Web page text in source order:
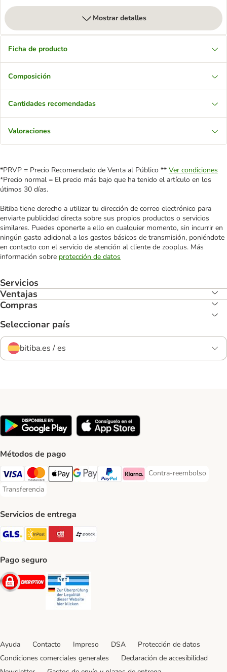
Mostrar detalles
Ficha de producto
Composición
Cantidades recomendadas
Valoraciones
*PRVP = Precio Recomendado de Venta al Público ** Ver condiciones
*Precio normal = El precio más bajo que ha tenido el artículo en los
útimos 30 días.
Bitiba tiene derecho a utilizar tu dirección de correo electrónico para
enviarte publicidad directa sobre sus propios productos o servicios
similares. Puedes oponerte a ello en cualquier momento, sin incurrir en
ningún gasto adicional a los gastos básicos de transmisión, poniéndote
en contacto con el servicio de atención al cliente de zooplus. Más
información sobre protección de datos
Servicios
Ventajas
Compras
Seleccionar país
bitiba.es / es
Métodos de pago
Visa Payment Method
Mastercard Payment Method
Apple Pay Payment Method
Google Pay Payment Method
PayPal Payment Method
Klarna Payment Method
Contra-reembolso
Contra-reembolso
Transferencia
Transferencia Payment Method
Servicios de entrega
GLS Shipping Method
InPost Shipping Method
CTTExpress Shipping Method
paack Shipping Method
Pago seguro
Security
Ayuda Contacto Impreso DSA
Protección de datos
Condiciones comerciales generales
Declaración de accesibilidad